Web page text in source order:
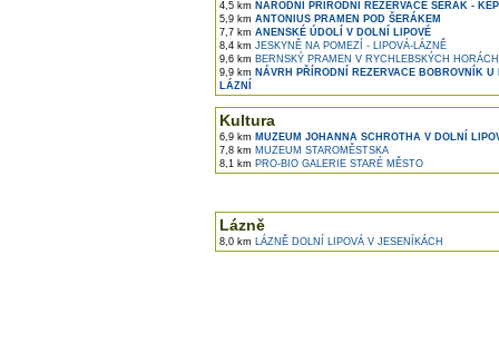
4,5 km NÁRODNÍ PŘÍRODNÍ REZERVACE ŠERÁK -
5,9 km ANTONIUS PRAMEN POD ŠERÁKEM
7,7 km ANENSKÉ ÚDOLÍ V DOLNÍ LIPOVÉ
8,4 km JESKYNĚ NA POMEZÍ - LIPOVÁ-LÁZNĚ
9,6 km BERNSKÝ PRAMEN V RYCHLEBSKÝCH HORÁCH
9,9 km NÁVRH PŘÍRODNÍ REZERVACE BOBROVNÍK U
LÁZNÍ
Kultura
6,9 km MUZEUM JOHANNA SCHROTHA V DOLNÍ
7,8 km MUZEUM STAROMĚSTSKA
8,1 km PRO-BIO GALERIE STARÉ MĚSTO
Lázně
8,0 km LÁZNĚ DOLNÍ LIPOVÁ V JESENÍKÁCH